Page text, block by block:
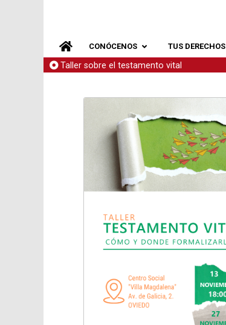
CONÓCENOS TUS DERECHOS
Taller sobre el testamento vital